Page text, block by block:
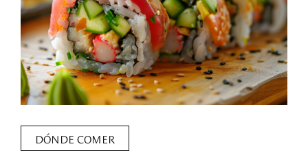
DÓNDE COMER